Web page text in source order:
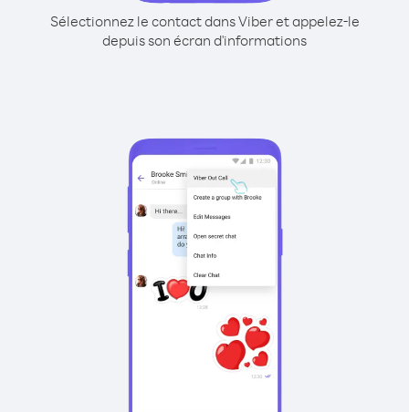
Sélectionnez le contact dans Viber et appelez-le
depuis son écran d'informations